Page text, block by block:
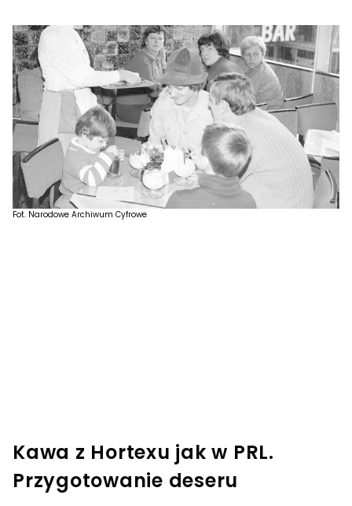
Fot. Narodowe Archiwum Cyfrowe
Kawa z Hortexu jak w PRL.
Przygotowanie deseru